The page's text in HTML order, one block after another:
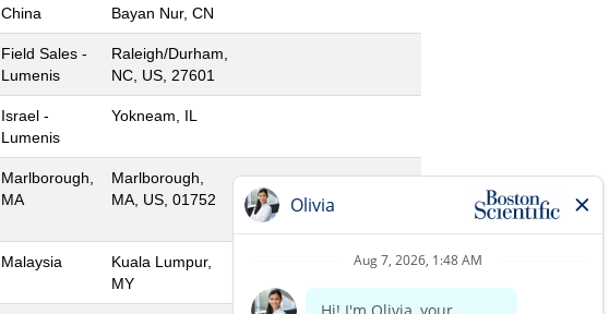
China Bayan Nur, CN
Field Sales -
Lumenis
Raleigh/Durham,
NC, US, 27601
Israel -
Lumenis
Yokneam, IL
Marlborough,
MA
Marlborough,
MA, US, 01752
Malaysia
Kuala Lumpur,
MY